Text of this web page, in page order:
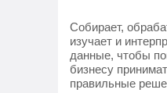
Собирает,
изучает и
данные, чтобы
бизнесу
правильные